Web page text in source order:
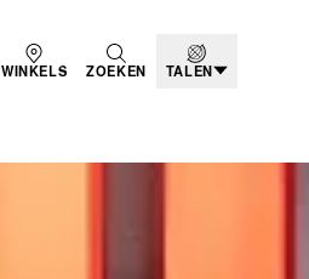
WINKELS ZOEKEN TALEN